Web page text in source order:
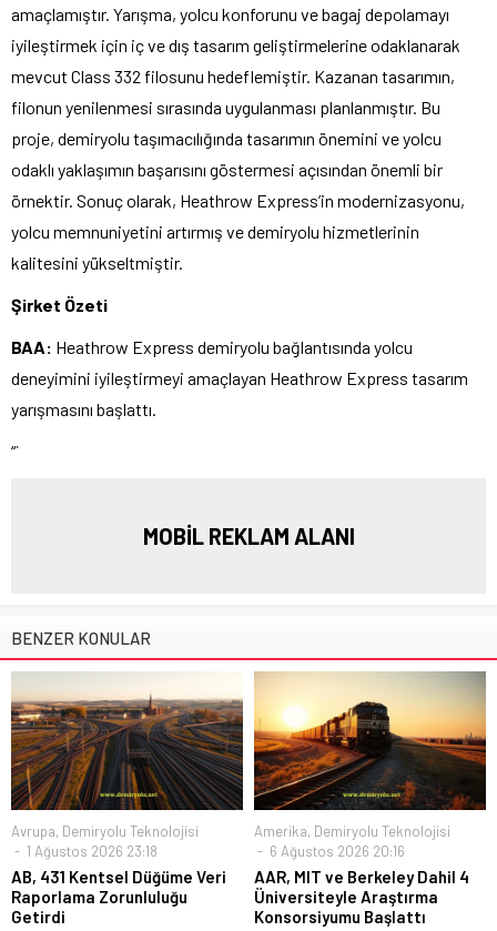
amaçlamıştır. Yarışma, yolcu konforunu ve bagaj depolamayı
iyileştirmek için iç ve dış tasarım geliştirmelerine odaklanarak
mevcut Class 332 filosunu hedeflemiştir. Kazanan tasarımın,
filonun yenilenmesi sırasında uygulanması planlanmıştır. Bu
proje, demiryolu taşımacılığında tasarımın önemini ve yolcu
odaklı yaklaşımın başarısını göstermesi açısından önemli bir
örnektir. Sonuç olarak, Heathrow Express’in modernizasyonu,
yolcu memnuniyetini artırmış ve demiryolu hizmetlerinin
kalitesini yükseltmiştir.
Şirket Özeti
BAA: Heathrow Express demiryolu bağlantısında yolcu
deneyimini iyileştirmeyi amaçlayan Heathrow Express tasarım
yarışmasını başlattı.
“`
MOBİL REKLAM ALANI
BENZER KONULAR
Avrupa, Demiryolu Teknolojisi
1 Ağustos 2026 23:18
AB, 431 Kentsel Düğüme Veri
Raporlama Zorunluluğu
Getirdi
Amerika, Demiryolu Teknolojisi
6 Ağustos 2026 20:16
AAR, MIT ve Berkeley Dahil 4
Üniversiteyle Araştırma
Konsorsiyumu Başlattı